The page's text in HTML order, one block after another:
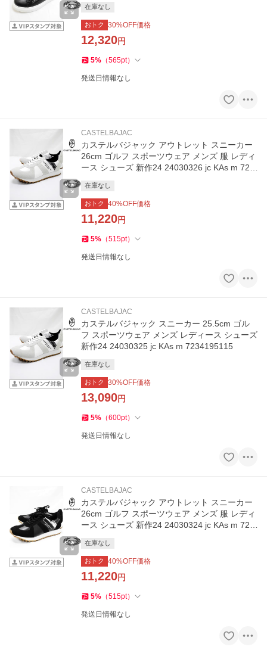
在庫なし
おトク 30%OFF価格
12,320円
5% （565pt）
発送日情報なし
CASTELBAJAC
カステルバジャック アウトレット スニーカー
26cm ゴルフ スポーツウェア メンズ 服 レディ
ース シューズ 新作24 24030326 jc KAs m 723
在庫なし
おトク 40%OFF価格
11,220円
5% （515pt）
発送日情報なし
CASTELBAJAC
カステルバジャック スニーカー 25.5cm ゴル
フ スポーツウェア メンズ レディース シューズ
新作24 24030325 jc KAs m 7234195115
在庫なし
おトク 30%OFF価格
13,090円
5% （600pt）
発送日情報なし
CASTELBAJAC
カステルバジャック アウトレット スニーカー
26cm ゴルフ スポーツウェア メンズ 服 レディ
ース シューズ 新作24 24030324 jc KAs m 723
在庫なし
おトク 40%OFF価格
11,220円
5% （515pt）
発送日情報なし